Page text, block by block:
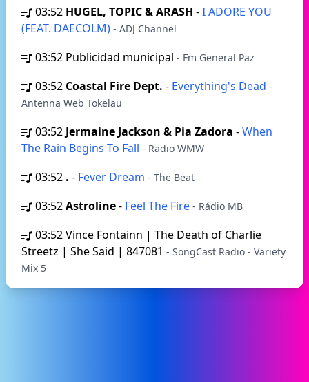
03:52 HUGEL, TOPIC & ARASH -I ADORE YOU
(FEAT. DAECOLM) - ADJ Channel
03:52 Publicidad municipal - Fm General Paz
03:52 Coastal Fire Dept. - Everything's Dead -
Antenna Web Tokelau
03:52 Jermaine Jackson & Pia Zadora -When
The Rain Begins To Fall - Radio WMW
03:52 . - Fever Dream - The Beat
03:52Astroline- Feel The Fire - Rádio MB
03:52Vince Fontainn | The Death of Charlie
Streetz | She Said | 847081 - SongCast Radio - Variety
Mix 5